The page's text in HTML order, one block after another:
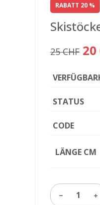
RABATT 20 %
25 CHF 20
STATUS
CODE
LÄNGE CM
1